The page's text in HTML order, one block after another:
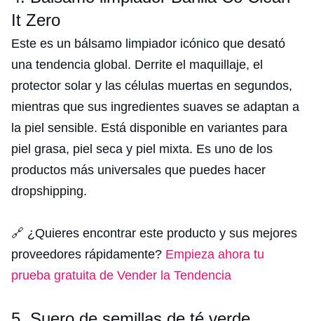
It Zero
Este es un bálsamo limpiador icónico que desató
una tendencia global. Derrite el maquillaje, el
protector solar y las células muertas en segundos,
mientras que sus ingredientes suaves se adaptan a
la piel sensible. Está disponible en variantes para
piel grasa, piel seca y piel mixta. Es uno de los
productos más universales que puedes hacer
dropshipping.
🔗 ¿Quieres encontrar este producto y sus mejores
proveedores rápidamente? Empieza ahora tu
prueba gratuita de Vender la Tendencia